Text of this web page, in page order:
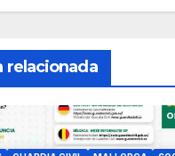
relacionada